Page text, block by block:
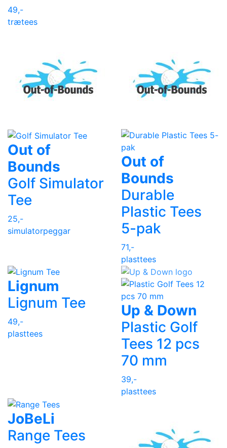
49,-
trætees
Out of
Bounds
Golf Simulator
Tee
25,-
simulatorpeggar
Out of
Bounds
Durable
Plastic Tees
5-pak
71,-
plasttees
Lignum
Lignum Tee
49,-
plasttees
Up & Down
Plastic Golf
Tees 12 pcs
70 mm
39,-
plasttees
JoBeLi
Range Tees